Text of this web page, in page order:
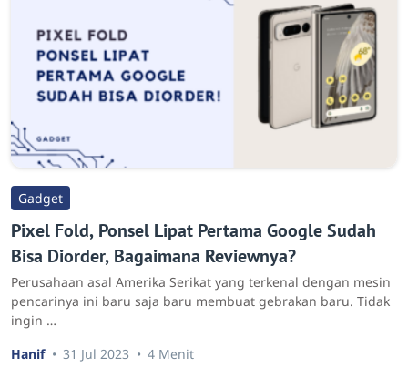
Gadget
Pixel Fold, Ponsel Lipat Pertama Google Sudah
Bisa Diorder, Bagaimana Reviewnya?
Perusahaan asal Amerika Serikat yang terkenal dengan mesin
pencarinya ini baru saja baru membuat gebrakan baru. Tidak
ingin …
Hanif
31 Jul 2023 4 Menit